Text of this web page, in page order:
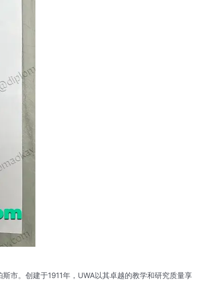
市。创建于1911年，UWA以其卓越的教学和研究质量享